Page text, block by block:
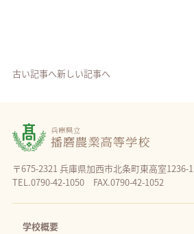
古い記事へ新しい記事へ
〒675-2321 兵庫県加西市北条町東高室1236-1
TEL.0790-42-1050 FAX.0790-42-1052
学校概要